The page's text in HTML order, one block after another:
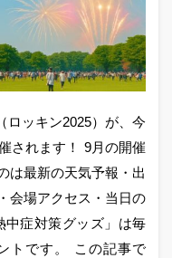
ロッキン2025）が、今
されます！ 9月の開催
は最新の天気予報・出
会場アクセス・当日の
中症対策グッズ」は毎
トです。 この記事で